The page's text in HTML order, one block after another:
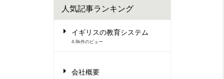
人気記事ランキング
イギリスの教育システム
4.8k件のビュー
会社概要